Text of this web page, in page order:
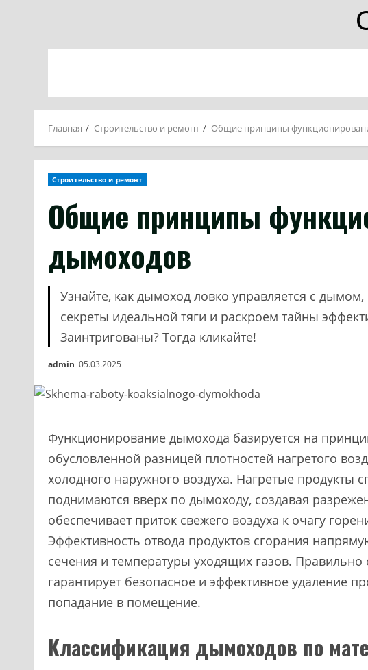
Главная Строительство и ремонт Общие принципы
Строительство и ремонт
Общие принципы
дымоходов
Узнайте, как дымоход ловко управляется с
секреты идеальной тяги и раскроем тайны
Заинтригованы? Тогда кликайте!
admin 05.03.2025
Функционирование дымохода базируется на
обусловленной разницей плотностей нагретого
холодного наружного воздуха. Нагретые
поднимаются вверх по дымоходу, создавая
обеспечивает приток свежего воздуха к очагу
Эффективность отвода продуктов сгорания
сечения и температуры уходящих газов.
гарантирует безопасное и эффективное удаление
попадание в помещение.
Классификация дымоходов по